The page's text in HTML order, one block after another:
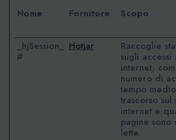
Nome Fornitore Scopo
_hjSession_
#
Hotjar
Raccoglie
sugli accessi
internet,
numero di
tempo medio
trascorso sul
internet e
pagine sono
lette.